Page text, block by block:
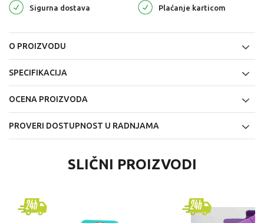
Sigurna dostava Plaćanje karticom
O PROIZVODU
SPECIFIKACIJA
OCENA PROIZVODA
PROVERI DOSTUPNOST U RADNJAMA
SLIČNI PROIZVODI